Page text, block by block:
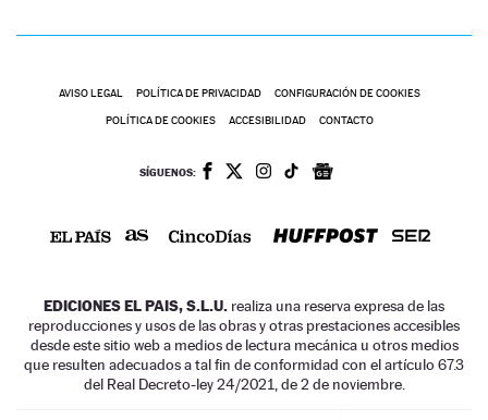
AVISO LEGAL POLÍTICA DE PRIVACIDAD CONFIGURACIÓN DE COOKIES
POLÍTICA DE COOKIES ACCESIBILIDAD CONTACTO
SÍGUENOS:
EDICIONES EL PAIS, S.L.U. realiza una reserva expresa de las
reproducciones y usos de las obras y otras prestaciones accesibles
desde este sitio web a medios de lectura mecánica u otros medios
que resulten adecuados a tal fin de conformidad con el artículo 67.3
del Real Decreto-ley 24/2021, de 2 de noviembre.